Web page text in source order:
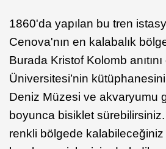
1860'da yapılan bu tren
Cenova'nın en kalabalık
Burada Kristof Kolomb
Üniversitesi’nin
Deniz Müzesi ve akvaryumu
boyunca bisiklet
renkli bölgede